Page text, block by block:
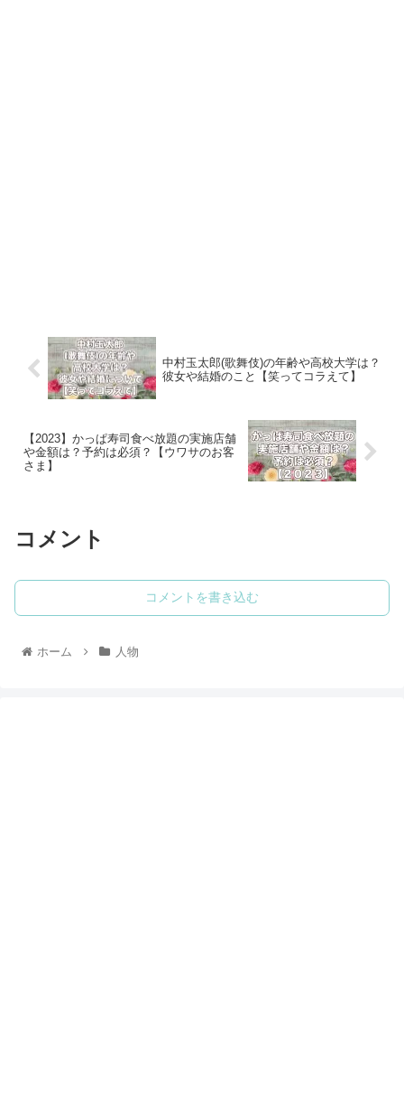
中村玉太郎(歌舞伎)の年齢や高校大学は？
彼女や結婚のこと【笑ってコラえて】
【2023】かっぱ寿司食べ放題の実施店舗
や金額は？予約は必須？【ウワサのお客
さま】
コメント
コメントを書き込む
ホーム 人物